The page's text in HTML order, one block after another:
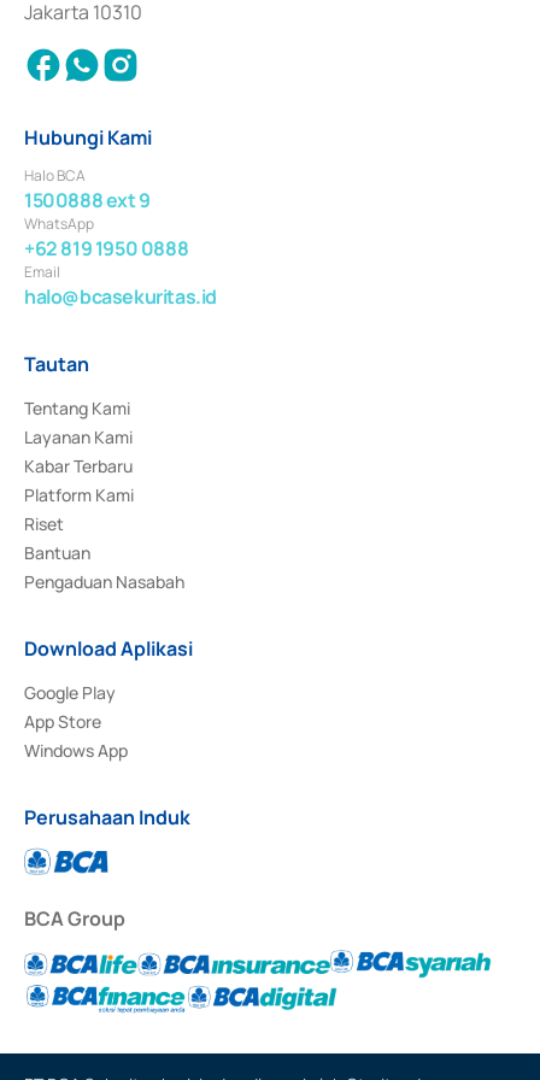
Jakarta 10310
Hubungi Kami
Halo BCA
1500888 ext 9
WhatsApp
+62 819 1950 0888
Email
halo@bcasekuritas.id
Tautan
Tentang Kami
Layanan Kami
Kabar Terbaru
Platform Kami
Riset
Bantuan
Pengaduan Nasabah
Download Aplikasi
Google Play
App Store
Windows App
Perusahaan Induk
BCA Group